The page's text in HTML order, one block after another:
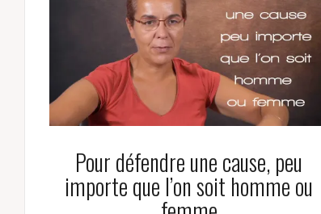
Pour défendre une cause, peu
importe que l’on soit homme ou